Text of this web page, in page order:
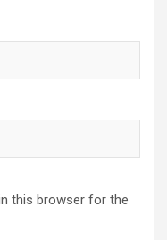
this browser for the